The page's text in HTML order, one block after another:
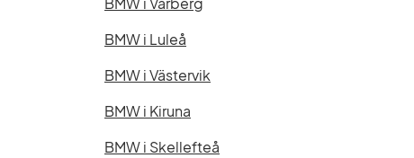
BMW i Luleå
BMW i Västervik
BMW i Kiruna
BMW i Skellefteå